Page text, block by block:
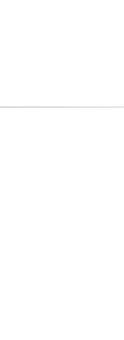
カンセー